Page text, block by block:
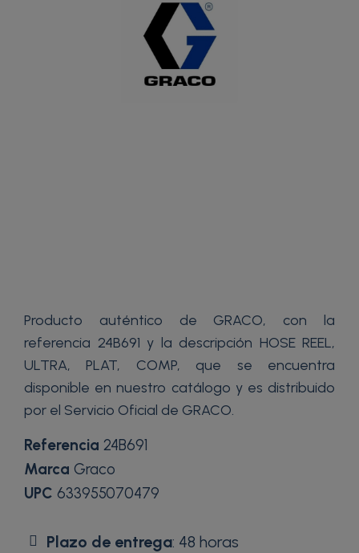
Producto auténtico de GRACO, con la
referencia 24B691 y la descripción HOSE REEL,
ULTRA, PLAT, COMP, que se encuentra
disponible en nuestro catálogo y es distribuido
por el Servicio Oficial de GRACO.
Referencia 24B691
Marca Graco
UPC 633955070479
Plazo de entrega: 48 horas